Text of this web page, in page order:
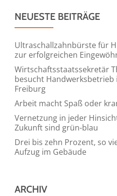
NEUESTE BEITRÄGE
Ultraschallzahnbürste für
zur erfolgreichen
Wirtschaftsstaatssekretär
besucht
Freiburg
Arbeit macht Spaß oder
Vernetzung in jeder
Zukunft sind grün-blau
Drei bis zehn Prozent, so
Aufzug im Gebäude
ARCHIV